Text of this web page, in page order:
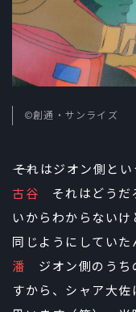
©創通・サンライズ
――それはジオン側と
古谷 それはどうだ
いからわからない
同じようにしていた
潘 ジオン側のうち
すから、シャア大